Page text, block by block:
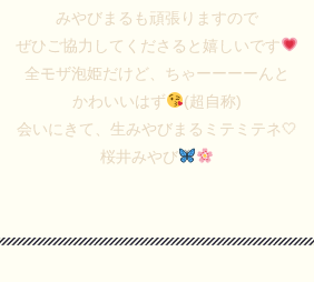
みやびまるも頑張りますので
ぜひご協力してくださると嬉しいです
全モザ泡姫だけど、ちゃーーーーんと
かわいいはず
(超自称)
会いにきて、生みやびまるミテミテネ🤍
桜井みやび